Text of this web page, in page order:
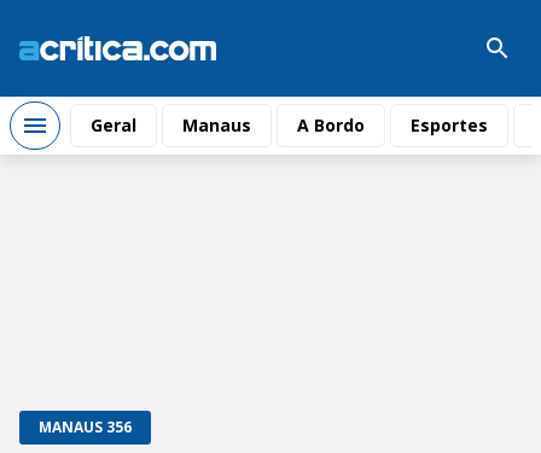
Geral Manaus A Bordo Esportes
MANAUS 356